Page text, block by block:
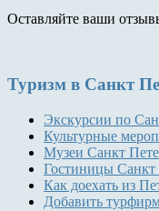
Оставляйте ваши
Туризм в Санкт
Экскурсии по
Культурные
Музеи Санкт
Гостиницы Санкт
Как доехать из
Добавить